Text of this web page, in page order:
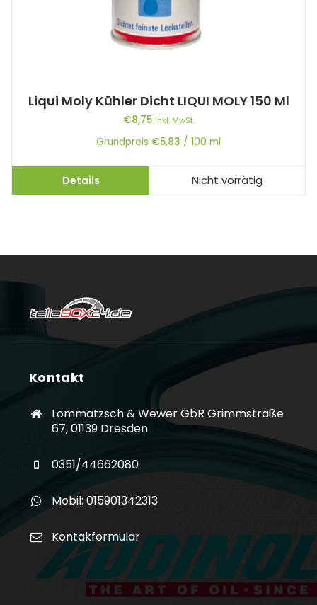
Liqui Moly Kühler Dicht LIQUI MOLY 150 Ml
€8,75 inkl. MwSt.
Grundpreis €5,83 / 100 ml
Details Nicht vorrätig
Kontakt
Lommatzsch & Wewer GbR Grimmstraße
67, 01139 Dresden
0351/44662080
Mobil: 015901342313
Kontakformular